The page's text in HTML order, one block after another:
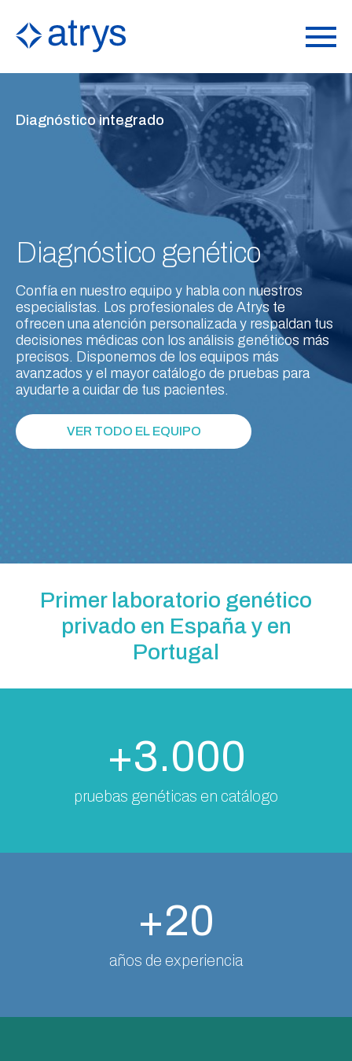
Diagnóstico integrado
Diagnóstico genético
Confía en nuestro equipo y habla con nuestros
especialistas. Los profesionales de Atrys te
ofrecen una atención personalizada y respaldan tus
decisiones médicas con los análisis genéticos más
precisos. Disponemos de los equipos más
avanzados y el mayor catálogo de pruebas para
ayudarte a cuidar de tus pacientes.
VER TODO EL EQUIPO
Primer laboratorio genético
privado en España y en
Portugal
+3.000
pruebas genéticas en catálogo
+20
años de experiencia